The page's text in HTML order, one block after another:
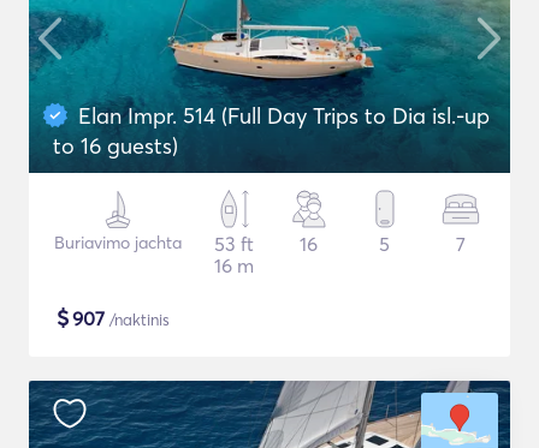
Elan Impr. 514 (Full Day Trips to Dia isl.-up
to 16 guests)
Buriavimo jachta
53 ft
16 m
16 5 7
$907 /naktinis